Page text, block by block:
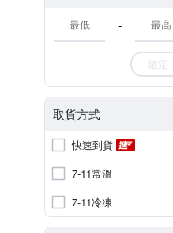
-
確定
取貨方式
快速到貨
7-11常溫
7-11冷凍